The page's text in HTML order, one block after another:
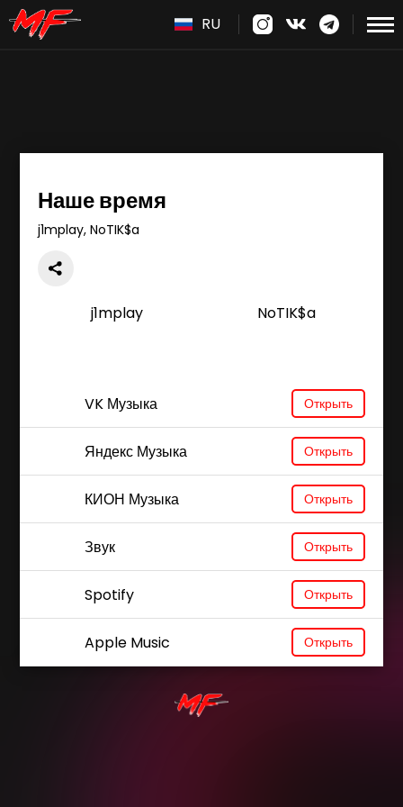
RU
Наше время
j1mplay, NoTIK$a
j1mplay NoTIK$a
VK Музыка Открыть
Яндекс Музыка Открыть
КИОН Музыка Открыть
Звук Открыть
Spotify Открыть
Apple Music Открыть